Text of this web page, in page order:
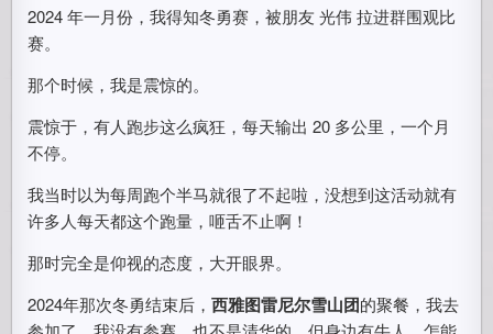
2024 年一月份，我得知冬勇赛，被朋友 光伟 拉进群围观比
赛。
那个时候，我是震惊的。
震惊于，有人跑步这么疯狂，每天输出 20 多公里，一个月
不停。
我当时以为每周跑个半马就很了不起啦，没想到这活动就有
许多人每天都这个跑量，咂舌不止啊！
那时完全是仰视的态度，大开眼界。
2024年那次冬勇结束后，西雅图雷尼尔雪山团的聚餐，我去